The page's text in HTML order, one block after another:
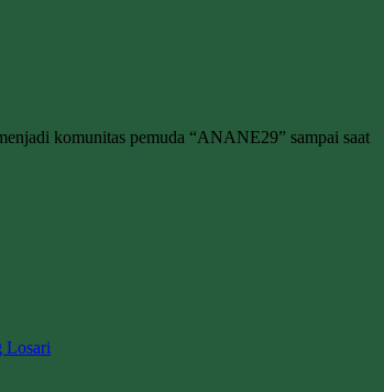
komunitas pemuda “ANANE29” sampai saat
Losari